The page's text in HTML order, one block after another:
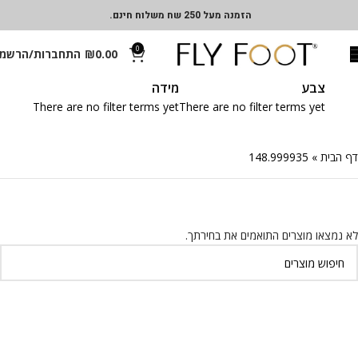
הזמנה מעל 250 שח משלוח חינם.
0
₪0.00 התחברות/
צבע
There are no filter terms yet
מידה
There are no filter terms yet
דף הבית »
148.999935
לא נמצאו מוצרים התואמים את בחירתך.